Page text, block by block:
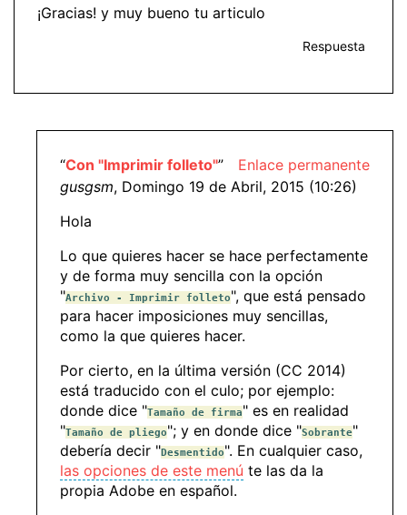
¡Gracias! y muy bueno tu articulo
Respuesta
Enlace permanente
“Con "Imprimir folleto"”
gusgsm, Domingo 19 de Abril, 2015 (10:26)
Hola
Lo que quieres hacer se hace perfectamente
y de forma muy sencilla con la opción
"Archivo - Imprimir folleto", que está pensado
para hacer imposiciones muy sencillas,
como la que quieres hacer.
Por cierto, en la última versión (CC 2014)
está traducido con el culo; por ejemplo:
donde dice "Tamaño de firma" es en realidad
"Tamaño de pliego"; y en donde dice "Sobrante"
debería decir "Desmentido". En cualquier caso,
las opciones de este menú te las da la
propia Adobe en español.